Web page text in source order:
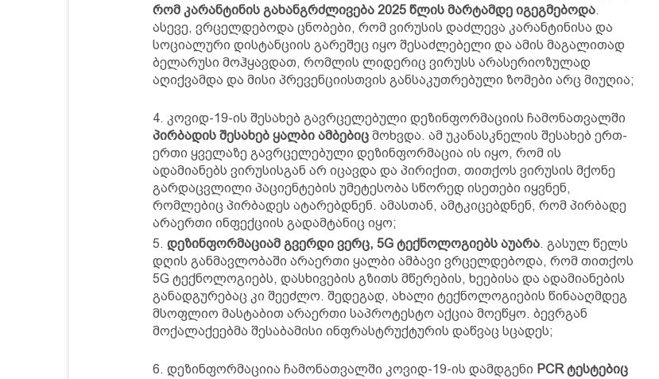
რომ კარანტინის გახანგრძლივება 2025 წლის მარტამდე იგეგმებოდა.
ასევე, ვრცელდებოდა ცნობები, რომ ვირუსის დაძლევა კარანტინისა და
სოციალური დისტანციის გარეშეც იყო შესაძლებელი და ამის მაგალითად
ბელარუსი მოჰყავდათ, რომლის ლიდერიც ვირუსს არასერიოზულად
აღიქვამდა და მისი პრევენციისთვის განსაკუთრებული ზომები არც მიუღია;
კოვიდ-19-ის შესახებ გავრცელებული დეზინფორმაციის ჩამონათვალში
პირბადის შესახებ ყალბი ამბებიც მოხვდა. ამ უკანასკნელის შესახებ ერთ-
ერთი ყველაზე გავრცელებული დეზინფორმაცია ის იყო, რომ ის
ადამიანებს ვირუსისგან არ იცავდა და პირიქით, თითქოს ვირუსის მქონე
გარდაცვლილი პაციენტების უმეტესობა სწორედ ისეთები იყვნენ,
რომლებიც პირბადეს ატარებდნენ. ამასთან, ამტკიცებდნენ, რომ პირბადე
არაერთი ინფექციის გადამტანიც იყო;
დეზინფორმაციამ გვერდი ვერც, 5G ტექნოლოგიებს აუარა. გასულ წელს
დღის განმავლობაში არაერთი ყალბი ამბავი ვრცელდებოდა, რომ თითქოს
5G ტექნოლოგიებს, დასხივების გზითს მწერების, ხეებისა და ადამიანების
განადგურებაც კი შეეძლო. შედეგად, ახალი ტექნოლოგიების წინააღმდეგ
მსოფლიო მასტაბით არაერთი საპროტესტო აქცია მოეწყო. ბევრგან
მოქალაქეებმა შესაბამისი ინფრასტრუქტურის დაწვაც სცადეს;
დეზინფორმაციია ჩამონათვალში კოვიდ-19-ის დამდგენი PCR ტესტებიც